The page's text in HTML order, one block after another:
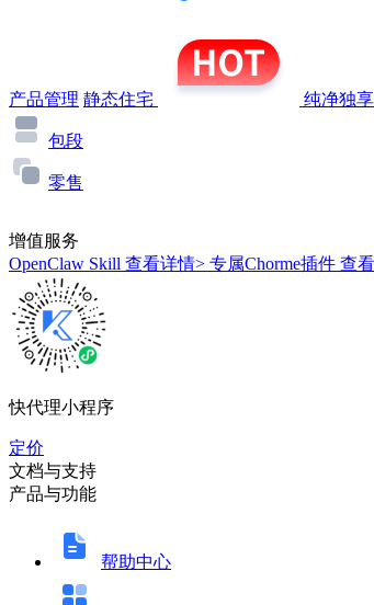
产品管理 静态住宅 纯净独
包段
零售
增值服务
OpenClaw Skill 查看详情> 专属Chorme插件 查
快代理小程序
定价
文档与支持
产品与功能
帮助中心